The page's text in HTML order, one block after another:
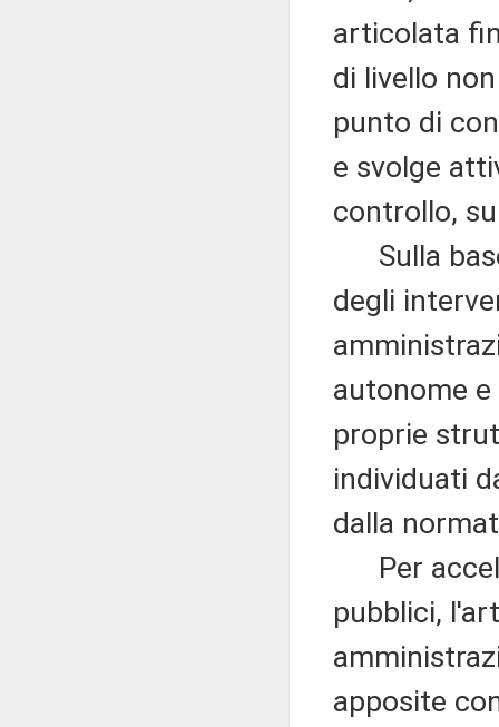
articolata
di livello
punto di
e svolge
controllo,
Sulla
degli
autonome
proprie
individuati
dalla
Per
pubblici,
apposite